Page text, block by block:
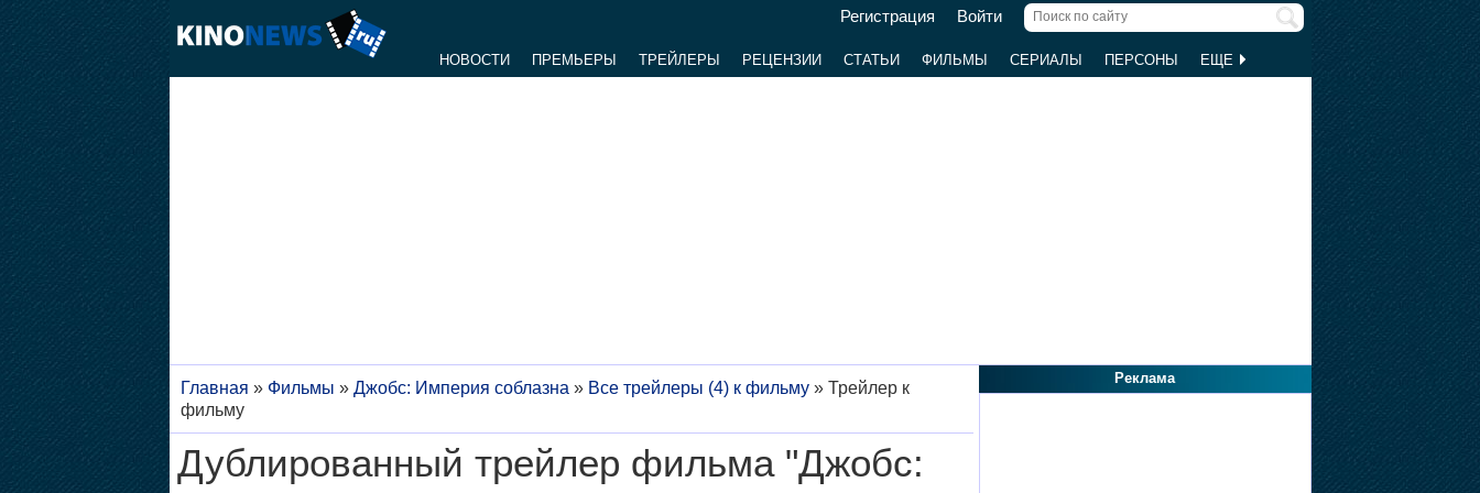
Регистрация Войти
НОВОСТИ ПРЕМЬЕРЫ ТРЕЙЛЕРЫ РЕЦЕНЗИИ СТАТЬИ ФИЛЬМЫ СЕРИАЛЫ ПЕРСОНЫ ЕЩЕ
Главная » Фильмы » Джобс: Империя соблазна » Все трейлеры (4) к фильму» Трейлер к
фильму
Дублированный трейлер фильма "Джобс:
Реклама